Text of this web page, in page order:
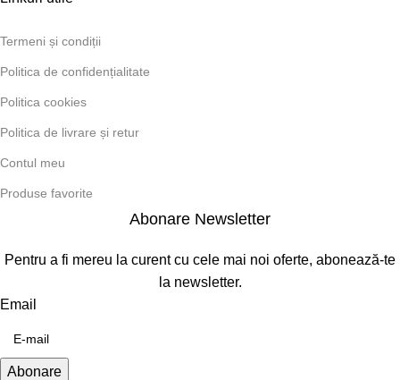
Termeni și condiții
Politica de confidențialitate
Politica cookies
Politica de livrare și retur
Contul meu
Produse favorite
Abonare Newsletter
Pentru a fi mereu la curent cu cele mai noi oferte, abonează-te
la newsletter.
Email